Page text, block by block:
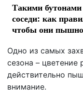
Такими
соседи: как
чтобы они
Одно из самых
сезона –
действительно
внимание.